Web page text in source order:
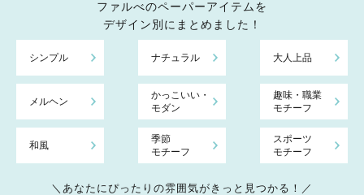
ファルべのペーパーアイテムを
デザイン別にまとめました！
シンプル ナチュラル 大人上品
メルヘン
かっこいい・
モダン
趣味・職業
モチーフ
和風
季節
モチーフ
スポーツ
モチーフ
＼あなたにぴったりの雰囲気がきっと見つかる！／